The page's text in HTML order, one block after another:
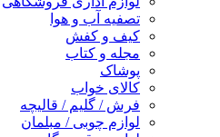
تصفیه آب و هوا
کیف و کفش
مجله و کتاب
پوشاک
کالای خواب
فرش / گلیم / قالیچه
لوازم چوبی / مبلمان